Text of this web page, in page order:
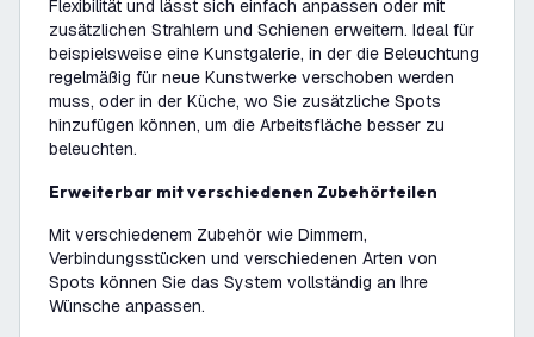
Flexibilität und lässt sich einfach anpassen oder mit
zusätzlichen Strahlern und Schienen erweitern. Ideal für
beispielsweise eine Kunstgalerie, in der die Beleuchtung
regelmäßig für neue Kunstwerke verschoben werden
muss, oder in der Küche, wo Sie zusätzliche Spots
hinzufügen können, um die Arbeitsfläche besser zu
beleuchten.
Erweiterbar mit verschiedenen Zubehörteilen
Mit verschiedenem Zubehör wie Dimmern,
Verbindungsstücken und verschiedenen Arten von
Spots können Sie das System vollständig an Ihre
Wünsche anpassen.